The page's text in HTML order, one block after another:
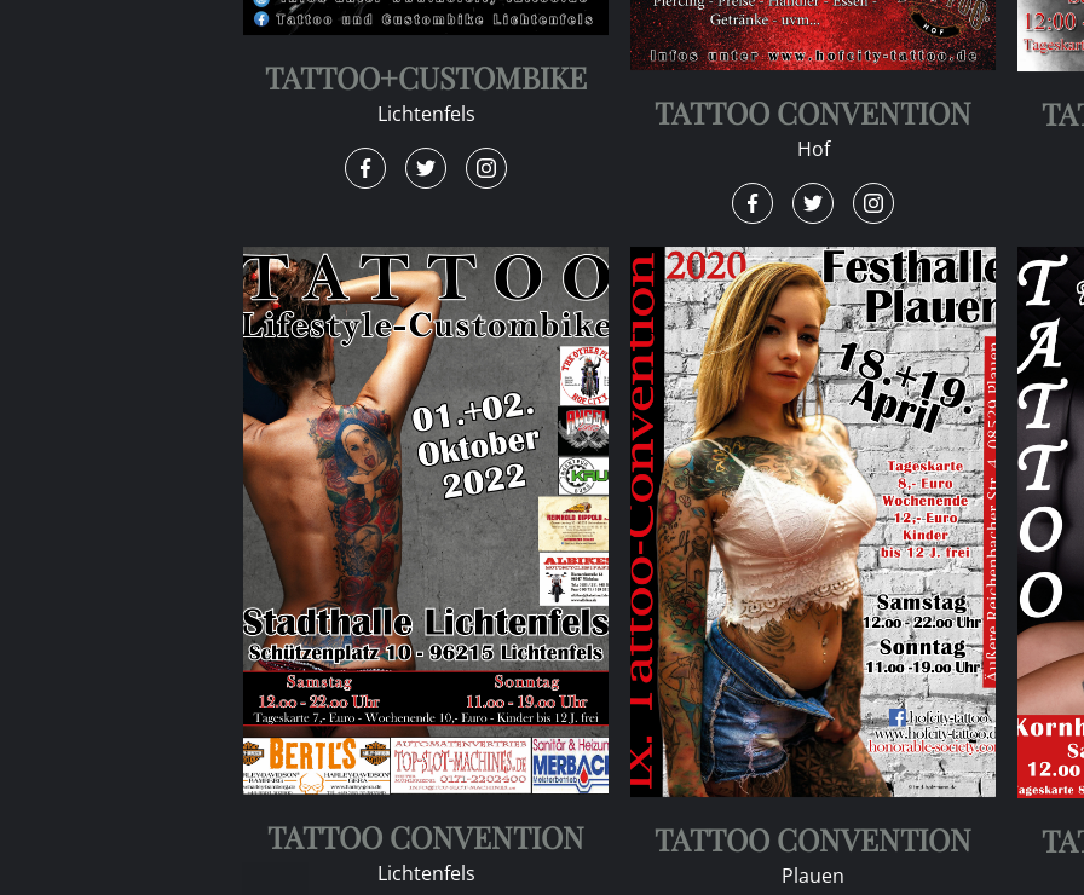
TATTOO+CUSTOMBIKE
Lichtenfels TATTOO CONVENTION
Hof
TATTOO CONVENTION
Lichtenfels
TATTOO CONVENTION
Plauen